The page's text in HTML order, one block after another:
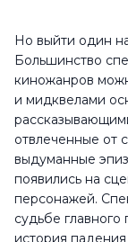
Но выйти один
Большинство
киножанров
и мидквелами
отвлеченные от
выдуманные
появились на
персонажей.
судьбе
история